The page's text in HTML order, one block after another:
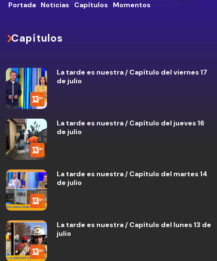
Portada Noticias Capítulos Momentos
Capítulos
La tarde es nuestra / Capítulo del viernes 17
de julio
La tarde es nuestra / Capítulo del jueves 16
de julio
La tarde es nuestra / Capítulo del martes 14
de julio
La tarde es nuestra / Capítulo del lunes 13 de
julio